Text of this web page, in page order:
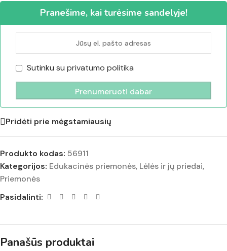
Pranešime, kai turėsime sandelyje!
Sutinku su privatumo politika
Pridėti prie mėgstamiausių
Produkto kodas: 56911
Kategorijos: Edukacinės priemonės, Lėlės ir jų priedai,
Priemonės
Pasidalinti:
Panašūs produktai